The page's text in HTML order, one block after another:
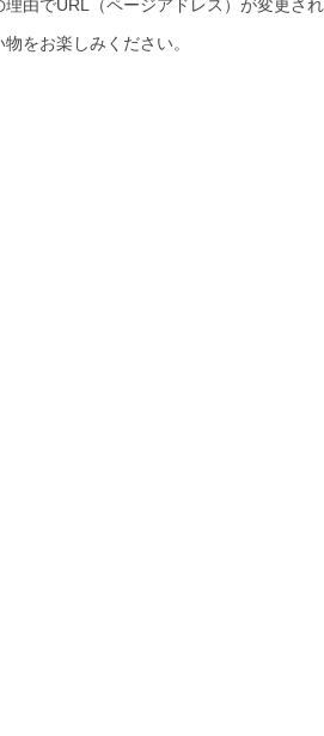
由でURL（ページアドレス）が変更され
をお楽しみください。